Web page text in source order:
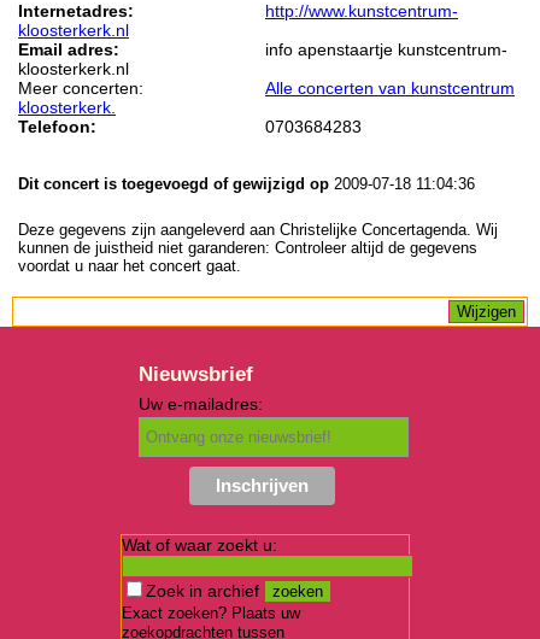
Internetadres:
http://www.kunstcentrum-
kloosterkerk.nl
Email adres:
info apenstaartje kunstcentrum-
kloosterkerk.nl
Meer concerten:
Alle concerten van kunstcentrum
kloosterkerk.
Telefoon:
0703684283
Dit concert is toegevoegd of gewijzigd op 2009-07-18 11:04:36
Deze gegevens zijn aangeleverd aan Christelijke Concertagenda. Wij
kunnen de juistheid niet garanderen: Controleer altijd de gegevens
voordat u naar het concert gaat.
Nieuwsbrief
Uw e-mailadres:
Wat of waar zoekt u:
Zoek in archief
Exact zoeken? Plaats uw
zoekopdrachten tussen